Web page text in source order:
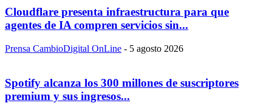
Cloudflare presenta infraestructura para que
agentes de IA compren servicios sin...
Prensa CambioDigital OnLine - 5 agosto 2026
Spotify alcanza los 300 millones de suscriptores
premium y sus ingresos...